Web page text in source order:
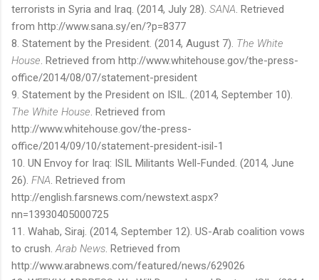
terrorists in Syria and Iraq. (2014, July 28). SANA. Retrieved
from http://www.sana.sy/en/?p=8377
8. Statement by the President. (2014, August 7). The White
House. Retrieved from http://www.whitehouse.gov/the-press-
office/2014/08/07/statement-president
9. Statement by the President on ISIL. (2014, September 10).
The White House. Retrieved from
http://www.whitehouse.gov/the-press-
office/2014/09/10/statement-president-isil-1
10. UN Envoy for Iraq: ISIL Militants Well-Funded. (2014, June
26). FNA. Retrieved from
http://english.farsnews.com/newstext.aspx?
nn=13930405000725
11. Wahab, Siraj. (2014, September 12). US-Arab coalition vows
to crush.Arab News. Retrieved from
http://www.arabnews.com/featured/news/629026